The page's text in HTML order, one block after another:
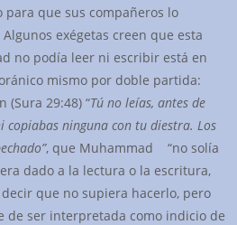
que sus compañeros lo
exégetas creen que esta
no podía leer ni escribir está en
mismo por doble partida:
(Sura 29:48) “Tú no leías, antes de
ninguna con tu diestra. Los
, que Muhammad “no solía
dado a la lectura o la escritura,
que no supiera hacerlo, pero
de ser interpretada como indicio de